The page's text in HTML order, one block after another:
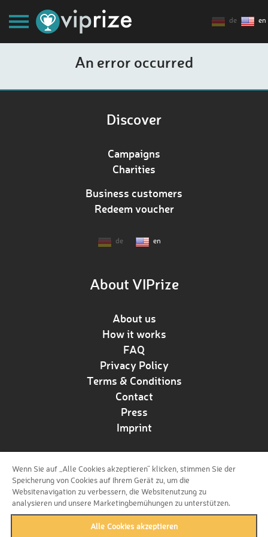
de en
An error occurred
Discover
Campaigns
Charities
Business customers
Redeem voucher
de en
About VIPrize
About us
How it works
FAQ
Privacy Policy
Terms & Conditions
Contact
Press
Imprint
Follow us!
Wenn Sie auf „Alle Cookies akzeptieren“ klicken, stimmen Sie der
Speicherung von Cookies auf Ihrem Gerät zu, um die
Websitenavigation zu verbessern, die Websitenutzung zu
analysieren und unsere Marketingbemühungen zu unterstützen.
Alle Cookies akzeptieren